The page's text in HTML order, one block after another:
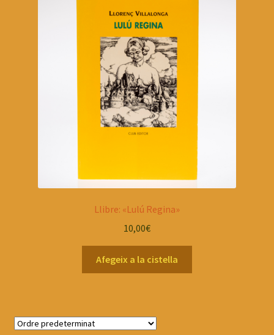
Llibre: «Lulú Regina»
10,00€
Afegeix a la cistella